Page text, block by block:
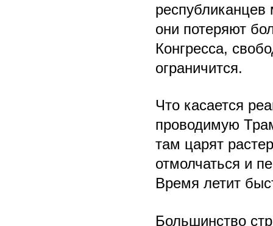
республиканцев
они потеряют
Конгресса,
ограничится.
Что касается
проводимую
там царят
отмолчаться и
Время летит
Большинство